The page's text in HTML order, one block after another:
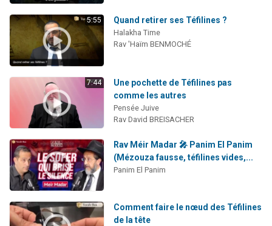
5:55 Quand retirer ses Téfilines ?
Halakha Time
Rav 'Haïm BENMOCHÉ
7:44
Une pochette de Téfilines pas
comme les autres
Pensée Juive
Rav David BREISACHER
Rav Méir Madar 🎤 Panim El Panim
(Mézouza fausse, téfilines vides,...
Panim El Panim
Comment faire le nœud des Téfilines
de la tête